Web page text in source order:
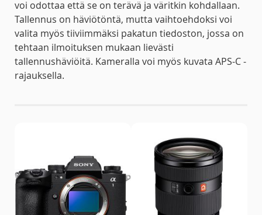
voi odottaa että se on terävä ja väritkin kohdallaan.
Tallennus on häviötöntä, mutta vaihtoehdoksi voi
valita myös tiiviimmäksi pakatun tiedoston, jossa on
tehtaan ilmoituksen mukaan lievästi
tallennushäviöitä. Kameralla voi myös kuvata APS-C -
rajauksella.